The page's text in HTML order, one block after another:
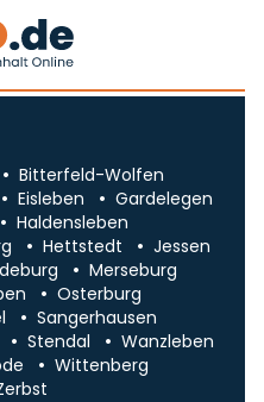
Bitterfeld-Wolfen
Eisleben
Gardelegen
Haldensleben
Hettstedt
Jessen
Merseburg
Osterburg
Sangerhausen
Stendal
Wanzleben
Wittenberg